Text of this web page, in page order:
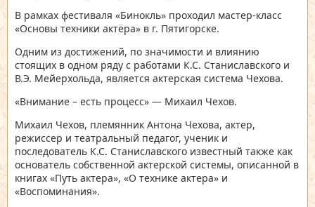
В рамках фестиваля «Бинокль» проходил мастер-класс
«Основы техники актёра» в г. Пятигорске.
Одним из достижений, по значимости и влиянию
стоящих в одном ряду с работами К.С. Станиславского и
В.Э. Мейерхольда, является актерская система Чехова.
«Внимание – есть процесс» — Михаил Чехов.
Михаил Чехов, племянник Антона Чехова, актер,
режиссер и театральный педагог, ученик и
последователь К.С. Станиславского известный также как
основатель собственной актерской системы, описанной в
книгах «Путь актера», «О технике актера» и
«Воспоминания».